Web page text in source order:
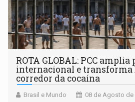
ROTA GLOBAL: PCC amplia
internacional e transforma
corredor da cocaína
Brasil e Mundo 08 de Agosto de